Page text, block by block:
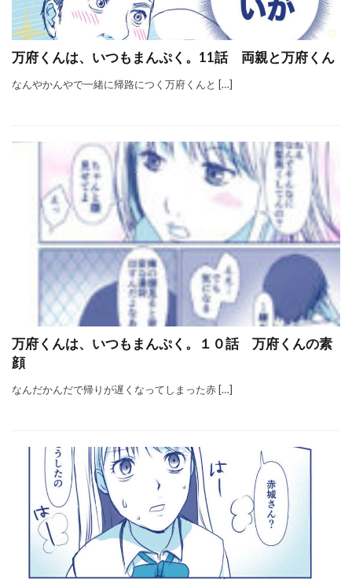
万府くんは、いつもまんぷく。11話 両親と万府くん
なんやかんやで一緒に帰路につく万府くんと […]
万府くんは、いつもまんぷく。１０話 万府くんの素
顔
なんだかんだで帰りが遅くなってしまった赤 […]